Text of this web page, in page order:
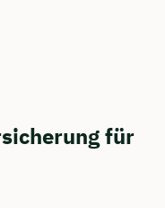
für